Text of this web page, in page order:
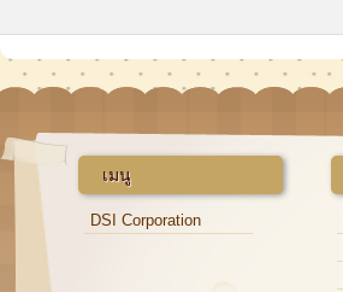
เมนู
DSI Corporation